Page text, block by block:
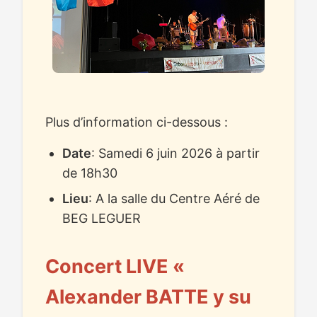
Plus d’information ci-dessous :
Date: Samedi 6 juin 2026 à partir
de 18h30
Lieu: A la salle du Centre Aéré de
BEG LEGUER
Concert LIVE «
Alexander BATTE y su